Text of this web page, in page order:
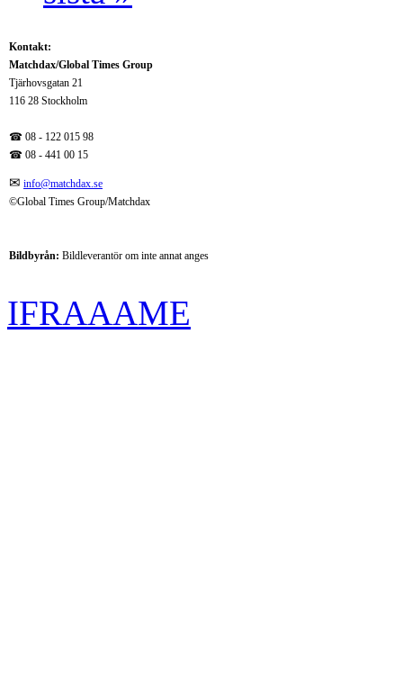
Kontakt:
Matchdax/Global Times Group
Tjärhovsgatan 21
116 28 Stockholm
☎ 08 - 122 015 98
☎ 08 - 441 00 15
✉ info@matchdax.se
©Global Times Group/Matchdax
Bildbyrån: Bildleverantör om inte annat anges
IFRAAAME